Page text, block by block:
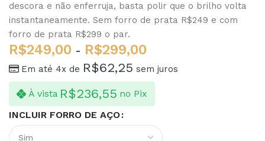
descora e não enferruja, basta polir que o brilho volta
instantaneamente. Sem forro de prata R$249 e com
forro de prata R$299 o par.
R$249,00 - R$299,00
Em até 4x de R$62,25 sem juros
À vista R$236,55 no Pix
INCLUIR FORRO DE AÇO